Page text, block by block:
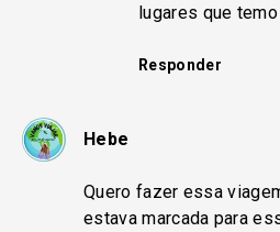
lugares que
Responder
Hebe
Quero fazer essa
estava marcada para